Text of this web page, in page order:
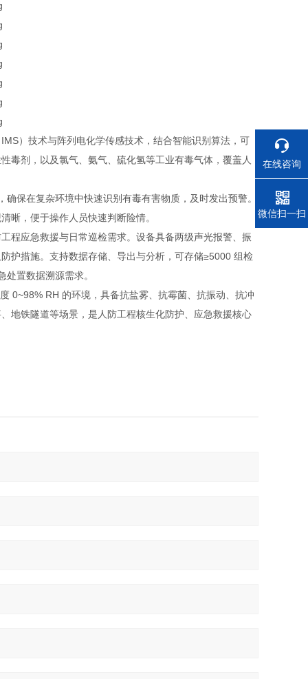
）技术与阵列电化学传感技术，结合智能识别算法，可
毒剂，以及氯气、氨气、硫化氢等工业有毒气体，覆盖人
保在复杂环境中快速识别有毒有害物质，及时发出预警。
晰，便于操作人员快速判断险情。
程应急救援与日常巡检需求。设备具备两级声光报警、振
护措施。支持数据存储、导出与分析，可存储≥5000 组检
置数据溯源需求。
0~98% RH 的环境，具备抗盐雾、抗霉菌、抗振动、抗冲
地铁隧道等场景，是人防工程核生化防护、应急救援核心
在线咨询
电话
微信扫一扫